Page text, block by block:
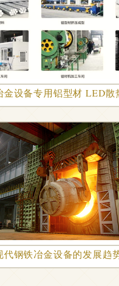
价格及规格型号
金设备专用铝型材 LED散
助力工业强国梦
代钢铁冶金设备的发展趋